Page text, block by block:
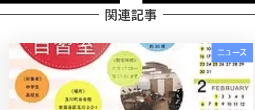
関連記事
ニュース